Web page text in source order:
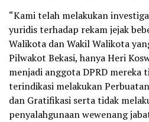
“Kami telah melakukan
yuridis terhadap rekam jejak
Walikota dan Wakil Walikota
Pilwakot Bekasi, hanya Heri
menjadi anggota DPRD
terindikasi melakukan
dan Gratifikasi serta tidak
penyalahgunaan wewenang